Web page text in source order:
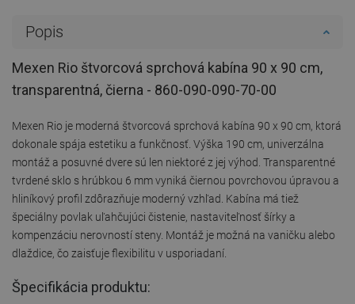
Popis
Mexen Rio štvorcová sprchová kabína 90 x 90 cm,
transparentná, čierna - 860-090-090-70-00
Mexen Rio je moderná štvorcová sprchová kabína 90 x 90 cm, ktorá
dokonale spája estetiku a funkčnosť. Výška 190 cm, univerzálna
montáž a posuvné dvere sú len niektoré z jej výhod. Transparentné
tvrdené sklo s hrúbkou 6 mm vyniká čiernou povrchovou úpravou a
hliníkový profil zdôrazňuje moderný vzhľad. Kabína má tiež
špeciálny povlak uľahčujúci čistenie, nastaviteľnosť šírky a
kompenzáciu nerovností steny. Montáž je možná na vaničku alebo
dlaždice, čo zaisťuje flexibilitu v usporiadaní.
Špecifikácia produktu: